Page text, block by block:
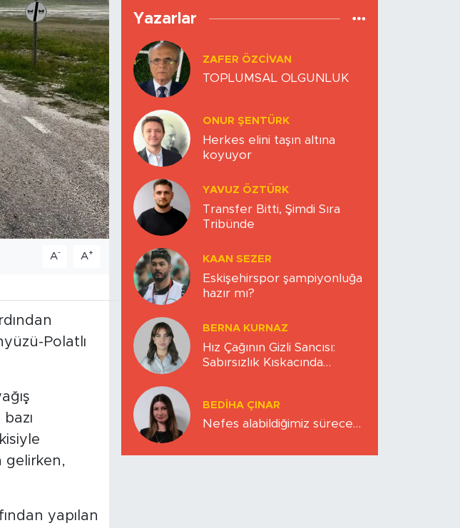
A- A+
Polatlı
gelirken,
yapılan
Yazarlar
ZAFER ÖZCIVAN
TOPLUMSAL OLGUNLUK
ONUR ŞENTÜRK
Herkes elini taşın altına
koyuyor
YAVUZ ÖZTÜRK
Transfer Bitti, Şimdi Sıra
Tribünde
KAAN SEZER
Eskişehirspor şampiyonluğa
hazır mı?
BERNA KURNAZ
Hız Çağının Gizli Sancısı:
Sabırsızlık Kıskacında
BEDIHA ÇINAR
Nefes alabildiğimiz sürece…